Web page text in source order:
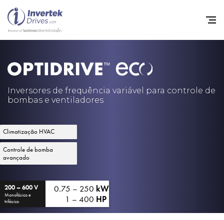
Inversores de frequência variável para controle de
bombas e ventiladores
Climatização HVAC
Controle de bomba
avançado
200 – 600 V
Monofásico e
trifásico
0.75 – 250 kW
1 – 400 HP
Início
Inversores de frequência